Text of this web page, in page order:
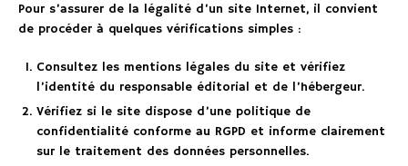
Pour s’assurer de la légalité d’un site Internet, il convient
de procéder à quelques vérifications simples :
Consultez les mentions légales du site et vérifiez
l’identité du responsable éditorial et de l’hébergeur.
Vérifiez si le site dispose d’une politique de
confidentialité conforme au RGPD et informe clairement
sur le traitement des données personnelles.